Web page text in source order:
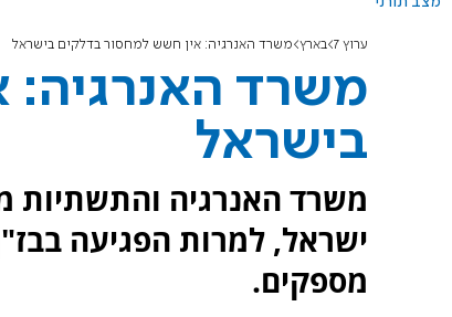
ערוץ 7 בארץ משרד האנרגיה: אין חשש למחסור בדלקים בישראל
משרד האנרגיה:
בישראל
משרד האנרגיה והתשתיות
ישראל, למרות הפגיעה
מספקים.